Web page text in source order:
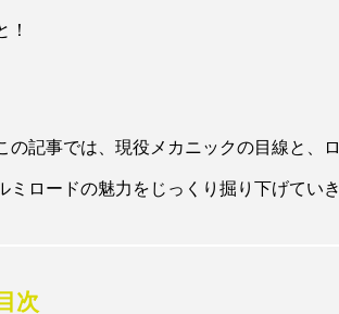
！
の記事では、現役メカニックの目線と、
ミロードの魅力をじっくり掘り下げていき
目次